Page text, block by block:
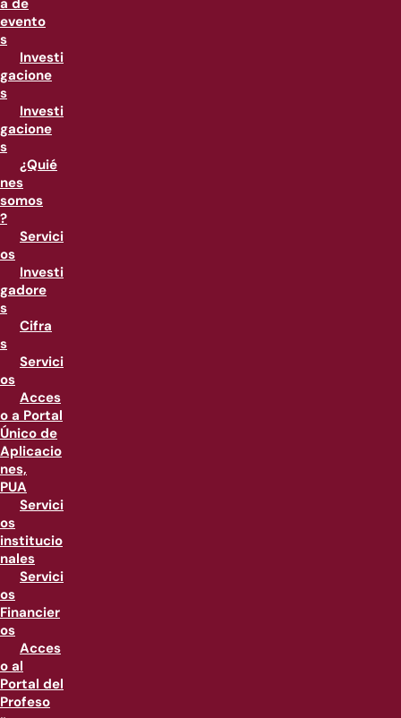
a de
evento
s
Investi
gacione
s
Investi
gacione
s
¿Quié
nes
somos
?
Servici
os
Investi
gadore
s
Cifra
s
Servici
os
Acces
o a Portal
Único de
Aplicacio
nes,
PUA
Servici
os
institucio
nales
Servici
os
Financier
os
Acces
o al
Portal del
Profeso